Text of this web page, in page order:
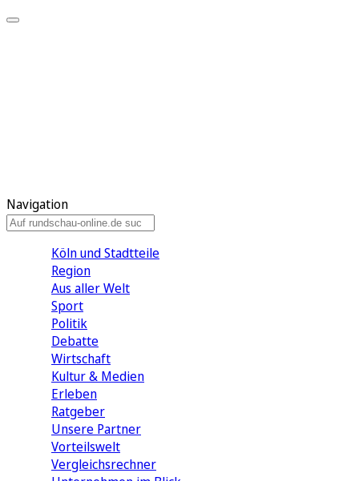
Navigation
Köln und Stadtteile
Region
Aus aller Welt
Sport
Politik
Debatte
Wirtschaft
Kultur & Medien
Erleben
Ratgeber
Unsere Partner
Vorteilswelt
Vergleichsrechner